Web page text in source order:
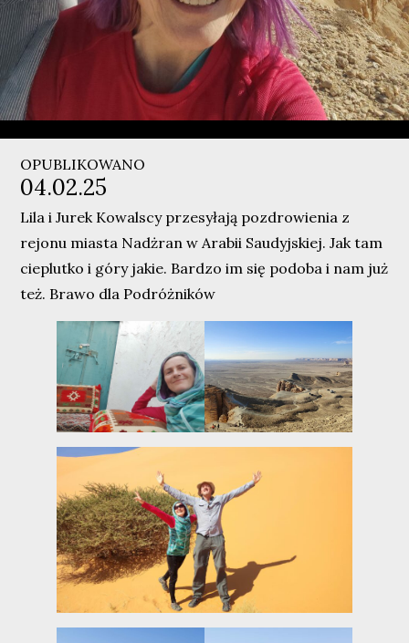
OPUBLIKOWANO
04.02.25
Lila i Jurek Kowalscy przesyłają pozdrowienia z
rejonu miasta Nadżran w Arabii Saudyjskiej. Jak tam
cieplutko i góry jakie. Bardzo im się podoba i nam już
też. Brawo dla Podróżników